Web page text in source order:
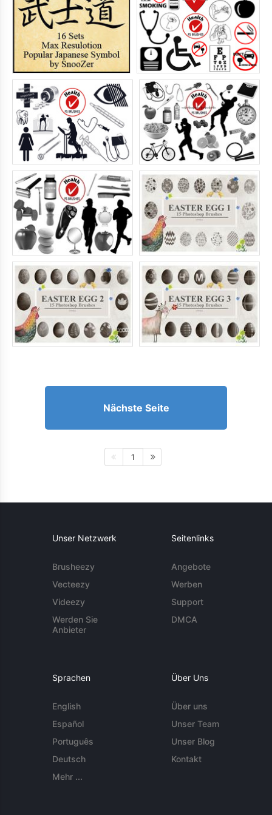
Nächste Seite
1
Unser Netzwerk
Brusheezy
Vecteezy
Videezy
Werden Sie
Anbieter
Seitenlinks
Angebote
Werben
Support
DMCA
Sprachen
English
Español
Português
Deutsch
Mehr ...
Über Uns
Über uns
Unser Team
Unser Blog
Kontakt